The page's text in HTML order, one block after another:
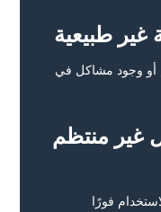
غير طبيعية
أو وجود مشاكل في
غير منتظم
فورًا